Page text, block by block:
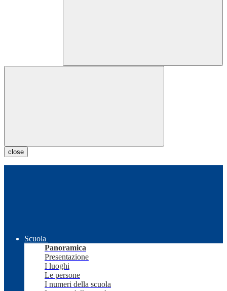
close
Scuola
Panoramica
Presentazione
I luoghi
Le persone
I numeri della scuola